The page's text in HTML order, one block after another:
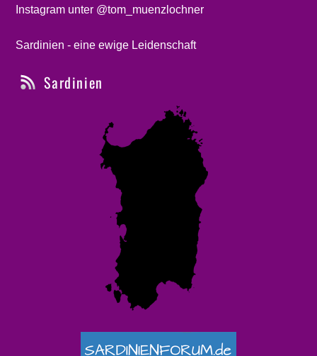
Instagram unter @tom_muenzlochner
Sardinien - eine ewige Leidenschaft
Sardinien